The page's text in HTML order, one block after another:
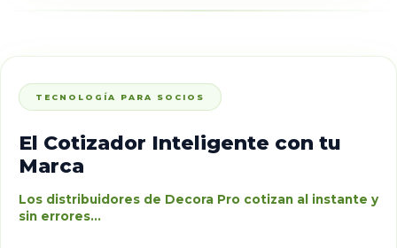
TECNOLOGÍA PARA SOCIOS
El Cotizador Inteligente con tu
Marca
Los distribuidores de Decora Pro cotizan al instante y
sin errores...